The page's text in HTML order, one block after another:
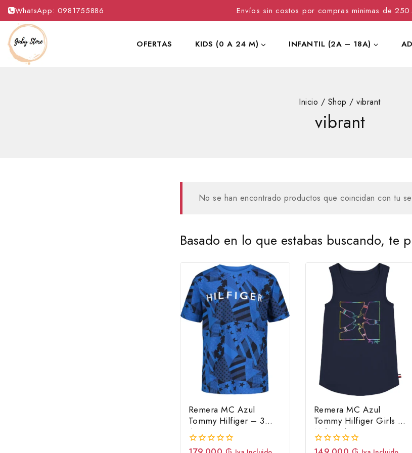
WhatsApp: 0981755886 Envíos sin costos por compras minimas de
OFERTAS KIDS (0 A 24 M) INFANTIL (2A – 18A)
Inicio / Shop / vibrant
vibrant
No se han encontrado productos que coincidan con tu
Basado en lo que estabas buscando, te
Remera MC Azul
Tommy Hilfiger – 3
Años
0
Remera MC Azul
Tommy Hilfiger Girls –
M (8/10)
0